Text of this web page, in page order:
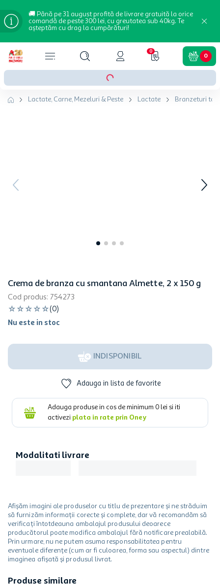
🚚 Până pe 31 august profită de livrare gratuită la orice
comandă de peste 300 lei, cu greutatea sub 40kg. Te
așteptăm cu drag la cumpărături!
0
0
Lactate, Carne, Mezeluri & Peste Lactate Branzeturi
Crema de branza cu smantana Almette, 2 x 150 g
Cod produs: 754273
☆ ☆ ☆ ☆ ☆(0)
Nu este in stoc
INDISPONIBIL
Adauga in lista de favorite
Adauga produse in cos de minimum 0 lei si iti
activezi plata in rate prin Oney
Modalitati livrare
Afișăm imagini ale produselor cu titlu de prezentare și ne străduim
să furnizăm informații corecte și complete, dar vă recomandăm să
verificați întotdeauna ambalajul produsului deoarece
producătorul poate modifica ambalajul fără notificare prealabilă.
Prin urmare, nu ne putem asuma responsabilitatea pentru
eventuale diferențe (cum ar fi culoarea, forma sau aspectul) dintre
imaginea afișată și produsul livrat.
Produse similare